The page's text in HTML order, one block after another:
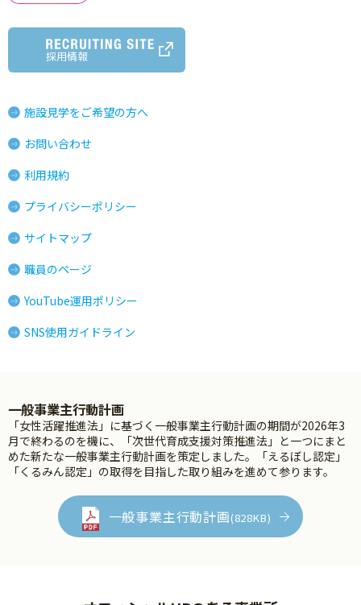
採用情報
施設見学をご希望の方へ
お問い合わせ
利用規約
プライバシーポリシー
サイトマップ
職員のページ
YouTube運用ポリシー
SNS使用ガイドライン
一般事業主行動計画
「女性活躍推進法」に基づく一般事業主行動計画の期間が2026年3
月で終わるのを機に、「次世代育成支援対策推進法」と一つにまと
めた新たな一般事業主行動計画を策定しました。「えるぼし認定」
「くるみん認定」の取得を目指した取り組みを進めて参ります。
一般事業主行動計画(828KB)